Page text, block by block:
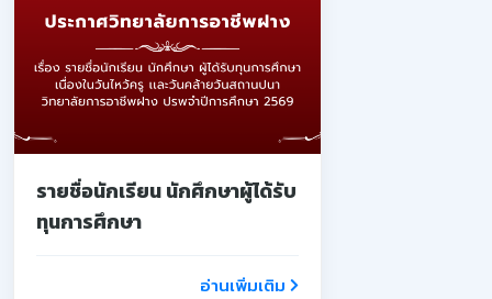
รายชื่อนักเรียน นักศึกษาผู้ได้รับ
ทุนการศึกษา
อ่านเพิ่มเติม